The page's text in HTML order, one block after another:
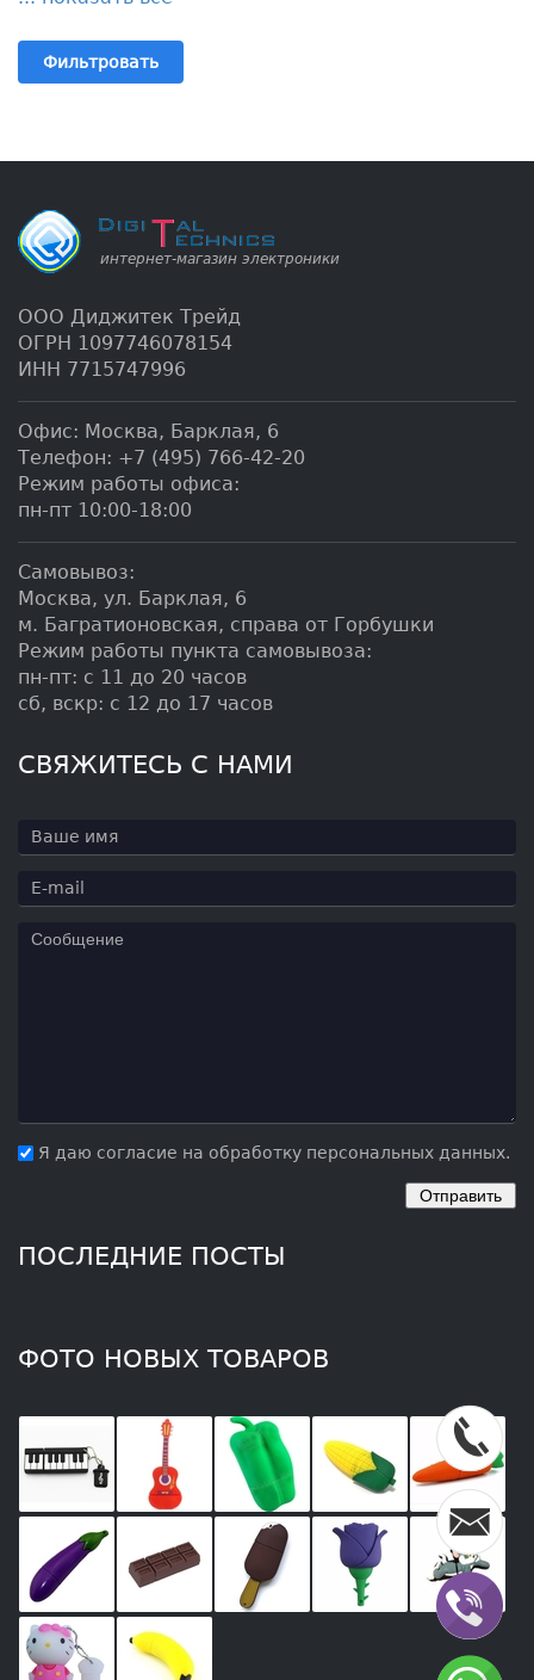
Фильтровать
ООО Диджитек Трейд
ОГРН 1097746078154
ИНН 7715747996
Офис: Москва, Барклая, 6
Телефон: +7 (495) 766-42-20
Режим работы офиса:
пн-пт 10:00-18:00
Самовывоз:
Москва, ул. Барклая, 6
м. Багратионовская, справа от Горбушки
Режим работы пункта самовывоза:
пн-пт: с 11 до 20 часов
сб, вскр: с 12 до 17 часов
СВЯЖИТЕСЬ С НАМИ
Я даю согласие на обработку персональных данных.
ПОСЛЕДНИЕ ПОСТЫ
ФОТО НОВЫХ ТОВАРОВ